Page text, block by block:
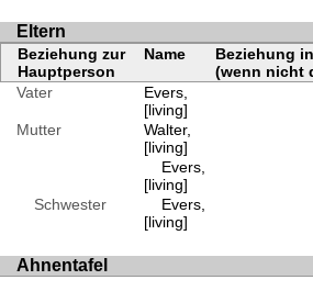
Eltern
Beziehung zur
Hauptperson
Name
Beziehung
(wenn nicht
Vater
Evers,
[living]
Mutter
Walter,
[living]
Evers,
[living]
Schwester
Evers,
[living]
Ahnentafel